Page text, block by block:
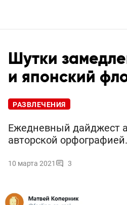
Шутки
и японский
РАЗВЛЕЧЕНИЯ
Ежедневный дайджест
авторской орфографией.
10 марта 2021 3